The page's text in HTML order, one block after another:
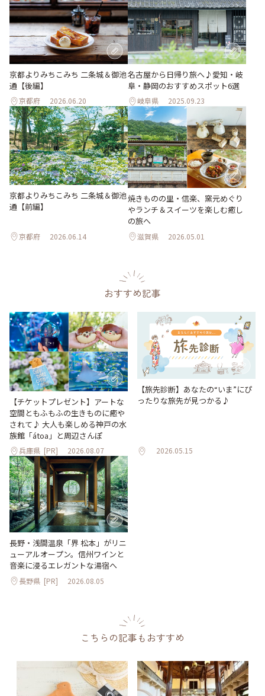
京都よりみちこみち 二条城＆御池
通【後編】
京都府 2026.06.20
名古屋から日帰り旅へ♪愛知・岐
阜・静岡のおすすめスポット6選
岐阜県 2025.09.23
京都よりみちこみち 二条城＆御池
通【前編】
京都府 2026.06.14
焼きものの里・信楽、窯元めぐり
やランチ＆スイーツを楽しむ癒し
の旅へ
滋賀県 2026.05.01
おすすめ記事
【チケットプレゼント】アートな
空間ともふもふの生きものに癒や
されて♪ 大人も楽しめる神戸の水
族館「átoa」と周辺さんぽ
兵庫県 [PR] 2026.08.07
【旅先診断】あなたの“いま”にぴ
ったりな旅先が見つかる♪
2026.05.15
長野・浅間温泉「界 松本」がリニ
ューアルオープン。信州ワインと
音楽に浸るエレガントな湯宿へ
長野県 [PR] 2026.08.05
こちらの記事もおすすめ